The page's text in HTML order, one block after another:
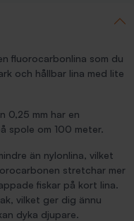
fluorocarbonlina som du
och hållbar lina med lite
0,25 mm har en
spole om 100 meter.
än nylonlina, vilket
stretchar mer
fiskar på kort lina.
vilket ger dig ännu
dyka djupare.